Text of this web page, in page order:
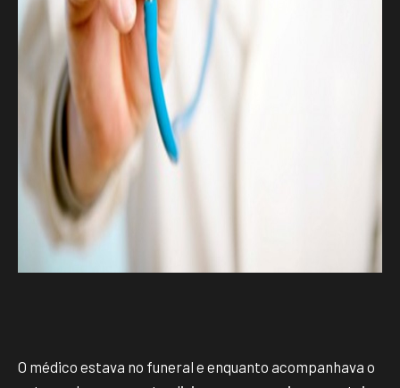
O médico estava no funeral e enquanto acompanhava o